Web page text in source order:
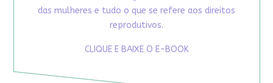
das mulheres e tudo o que se refere aos direitos
reprodutivos.
CLIQUE E BAIXE O E-BOOK